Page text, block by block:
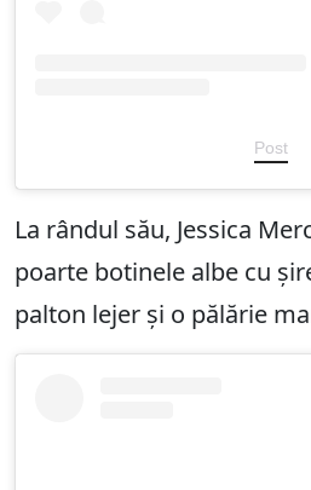
Post
La rândul său, Jessica
poarte botinele albe cu
palton lejer și o pălărie